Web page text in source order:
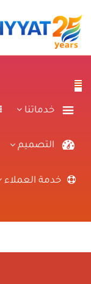
خدماتنا
التصميم
خدمة العملاء